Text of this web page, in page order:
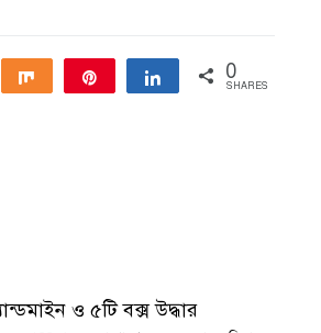
Share Share 0
SHARES
ও ৫টি বক্স উদ্ধার